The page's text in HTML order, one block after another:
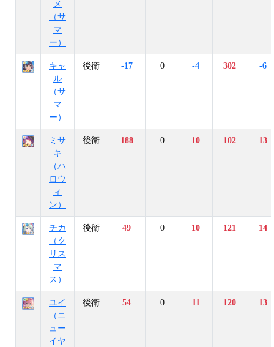
メ
（サ
マ
ー）
キャ
ル
（サ
マ
ー）
後衛 -17 0 -4 302 -6
ミサ
キ
（ハ
ロウ
ィ
ン）
後衛 188 0 10 102 13
チカ
（ク
リス
マ
ス）
後衛 49 0 10 121 14
ユイ
（ニ
ュー
イヤ
後衛 54 0 11 120 13